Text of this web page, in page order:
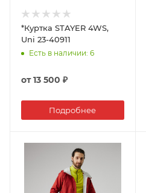
*Куртка STAYER 4WS,
Uni 23-40911
Есть в наличии: 6
от13 500 ₽
Подробнее